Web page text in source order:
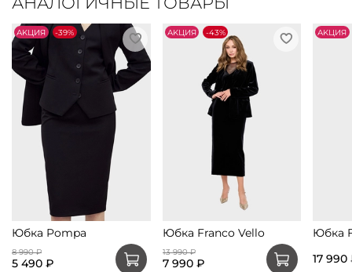
АKЦИЯ -39%
Юбка Pompa
8 990 ₽
5 490 ₽
АKЦИЯ -43%
Юбка Franco Vello
13 990 ₽
7 990 ₽
АKЦИЯ
Юбка
17 990